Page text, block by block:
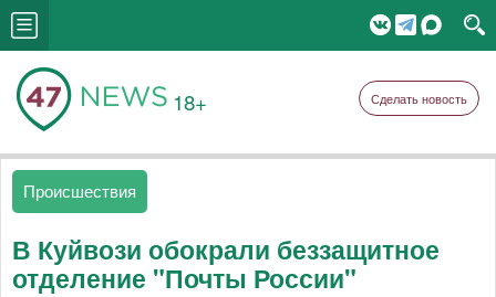
18+ Сделать новость
Происшествия
В Куйвози обокрали беззащитное
отделение "Почты России"